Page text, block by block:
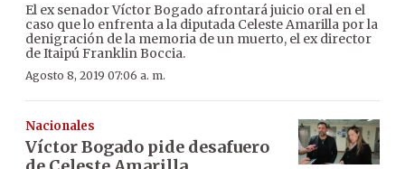
El ex senador Víctor Bogado afrontará juicio oral en el
caso que lo enfrenta a la diputada Celeste Amarilla por la
denigración de la memoria de un muerto, el ex director
de Itaipú Franklin Boccia.
Agosto 8, 2019 07:06 a. m.
Nacionales
Víctor Bogado pide desafuero